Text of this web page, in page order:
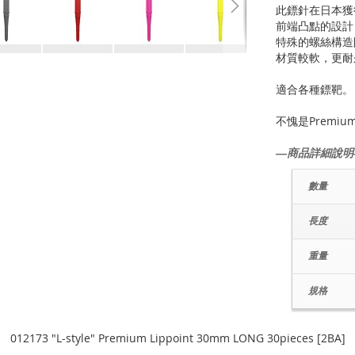
此鏢針在日本獲
前端凸點的設計
特殊的螺絲構造
材質較軟，更耐
適合各種鏢靶。
不愧是
―商品詳細說
數量
長度
重量
規格
012173 "L-style" Premium Lippoint 30mm LONG 30pieces [2BA]